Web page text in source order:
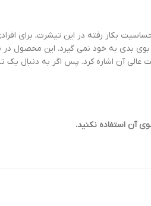
حساسیت بکار رفته در این تیشرت،
بدی به خود نمی گیرد. این محصول
عالی آن اشاره کرد. پس اگر به دنبال